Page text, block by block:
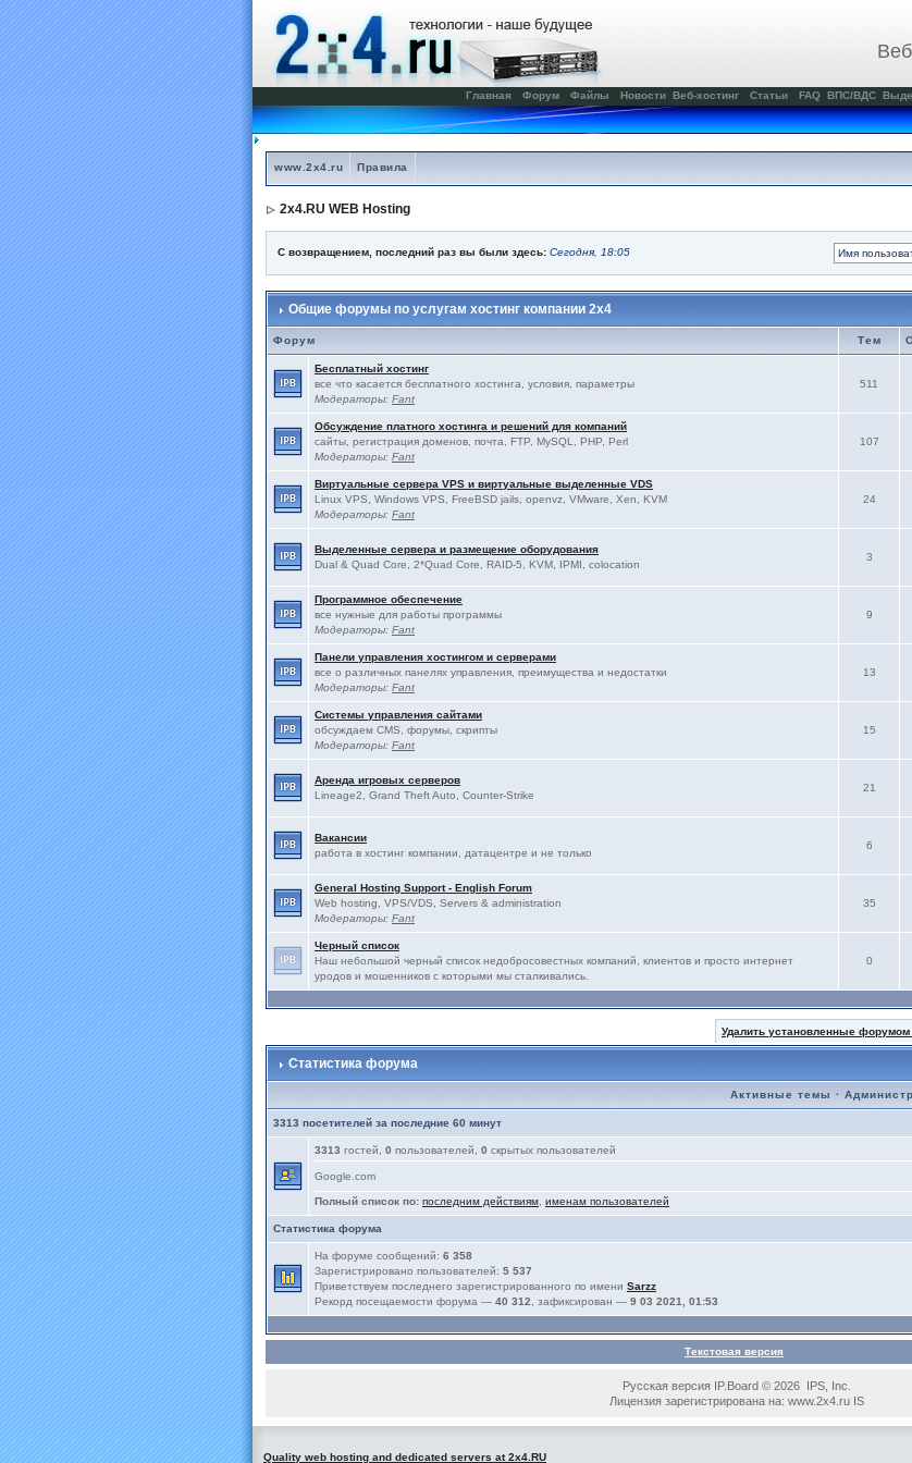
Главная Форум Файлы Новости Веб-хостинг Статьи FAQ ВПС/ВДС
www.2x4.ru Правила
2x4.RU WEB Hosting
С возвращением, последний раз вы были здесь: Сегодня, 18:05
Общие форумы по услугам хостинг компании 2x4
Форум Тем
Бесплатный хостинг
все что касается бесплатного хостинга, условия, параметры
Модераторы: Fant
511
Обсуждение платного хостинга и решений для компаний
сайты, регистрация доменов, почта, FTP, MySQL, PHP, Perl
Модераторы: Fant
107
Виртуальные сервера VPS и виртуальные выделенные VDS
Linux VPS, Windows VPS, FreeBSD jails, openvz, VMware, Xen, KVM
Модераторы: Fant
24
Выделенные сервера и размещение оборудования
Dual & Quad Core, 2*Quad Core, RAID-5, KVM, IPMI, colocation
3
Программное обеспечение
все нужные для работы программы
Модераторы: Fant
9
Панели управления хостингом и серверами
все о различных панелях управления, преимущества и недостатки
Модераторы: Fant
13
Системы управления сайтами
обсуждаем CMS, форумы, скрипты
Модераторы: Fant
15
Аренда игровых серверов
Lineage2, Grand Theft Auto, Counter-Strike
21
Вакансии
работа в хостинг компании, датацентре и не только
6
General Hosting Support - English Forum
Web hosting, VPS/VDS, Servers & administration
Модераторы: Fant
35
Черный список
Наш небольшой черный список недобросовестных компаний, клиентов и просто интернет
уродов и мошенников с которыми мы сталкивались.
0
Удалить установленные
Статистика форума
Активные темы ·
3313 посетителей за последние 60 минут
3313 гостей, 0 пользователей, 0 скрытых пользователей
Google.com
Полный список по: последним действиям именам пользователей
Статистика форума
На форуме сообщений: 6 358
Зарегистрировано пользователей: 5 537
Приветствуем последнего зарегистрированного по имени Sarzz
Рекорд посещаемости форума — 40 312 , зафиксирован — 9 03 2021, 01:53
Текстовая версия
Русская версия IP.Board © 2026 IPS, Inc.
Лицензия зарегистрирована на: www.2x4.ru IS
Quality web hosting and dedicated servers at 2x4.RU